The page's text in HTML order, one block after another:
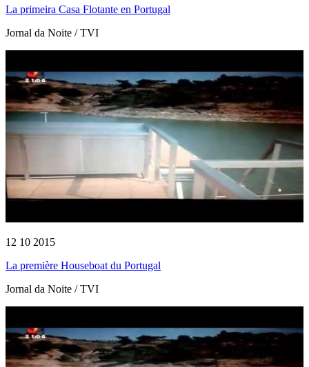
La primeira Casa Flotante en Portugal
Jornal da Noite / TVI
12 10 2015
La première Houseboat du Portugal
Jornal da Noite / TVI